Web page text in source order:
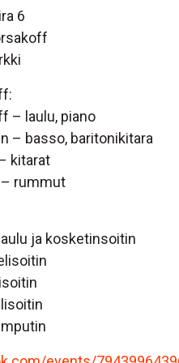
6
– laulu, piano
– basso, baritonikitara
kitarat
– rummut
ja kosketinsoitin